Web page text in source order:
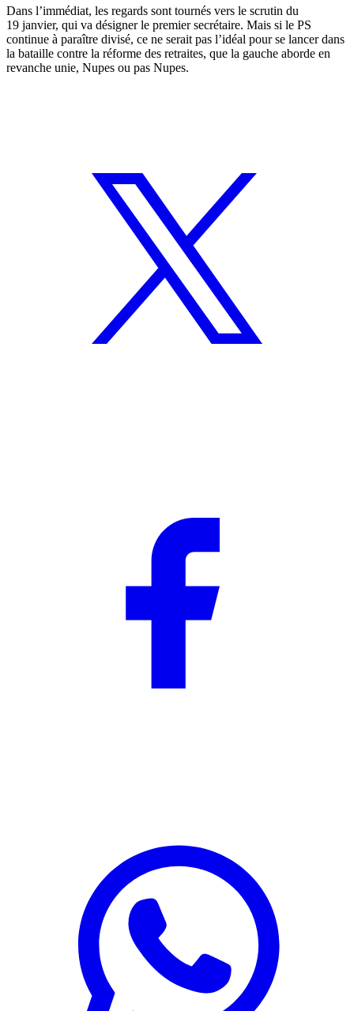
Dans l’immédiat, les regards sont tournés vers le scrutin du
19 janvier, qui va désigner le premier secrétaire. Mais si le PS
continue à paraître divisé, ce ne serait pas l’idéal pour se lancer dans
la bataille contre la réforme des retraites, que la gauche aborde en
revanche unie, Nupes ou pas Nupes.